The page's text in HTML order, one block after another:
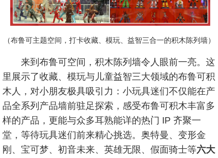
（布鲁可主题空间，打卡收藏、模玩、益智三合一的积木陈列墙）
来到布鲁可空间，积木陈列墙令人眼前一亮。这
里展示了收藏、模玩与儿童益智三大领域的布鲁可积
木人，对小朋友极具吸引力：小玩具迷们不仅能在产
品全系列产品墙前驻足探索，感受布鲁可积木丰富多
样的产品，更能与众多耳熟能详的热门 IP 齐聚一
堂，等待玩具迷们前来精心挑选。奥特曼、变形金
刚、宝可梦、初音未来、英雄无限、假面骑士等六大